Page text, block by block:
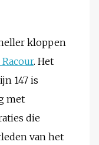
kloppen
. Het
147 is
met
die
van het